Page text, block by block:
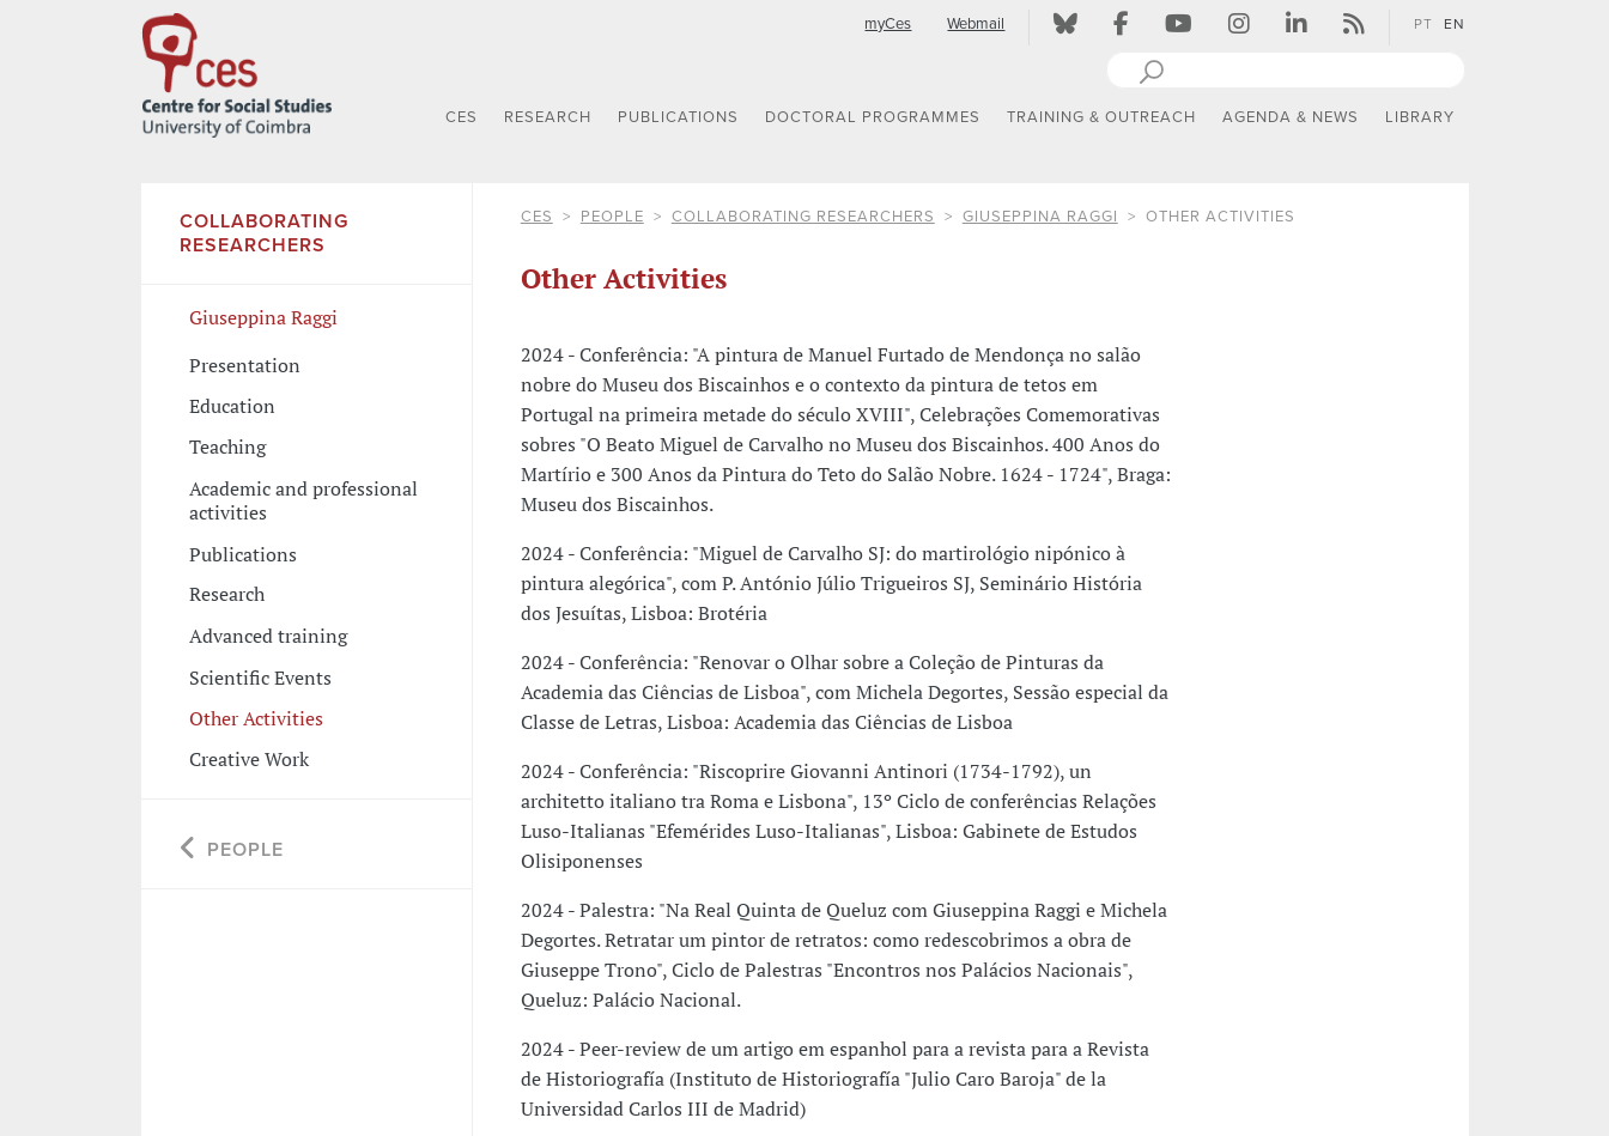
myCes Webmail PT EN
CES RESEARCH PUBLICATIONS DOCTORAL PROGRAMMES TRAINING & OUTREACH AGENDA & NEWS LIBRARY
COLLABORATING
RESEARCHERS
Giuseppina Raggi
Presentation
Education
Teaching
Academic and professional
activities
Publications
Research
Advanced training
Scientific Events
Other Activities
Creative Work
PEOPLE
CES PEOPLE COLLABORATING RESEARCHERS GIUSEPPINA RAGGI OTHER ACTIVITIES
Other Activities
2024 - Conferência: "A pintura de Manuel Furtado de Mendonça no salão
nobre do Museu dos Biscainhos e o contexto da pintura de tetos em
Portugal na primeira metade do século XVIII", Celebrações Comemorativas
sobres "O Beato Miguel de Carvalho no Museu dos Biscainhos. 400 Anos do
Martírio e 300 Anos da Pintura do Teto do Salão Nobre. 1624 - 1724", Braga:
Museu dos Biscainhos.
2024 - Conferência: "Miguel de Carvalho SJ: do martirológio nipónico à
pintura alegórica", com P. António Júlio Trigueiros SJ, Seminário História
dos Jesuítas, Lisboa: Brotéria
2024 - Conferência: "Renovar o Olhar sobre a Coleção de Pinturas da
Academia das Ciências de Lisboa", com Michela Degortes, Sessão especial da
Classe de Letras, Lisboa: Academia das Ciências de Lisboa
2024 - Conferência: "Riscoprire Giovanni Antinori (1734-1792), un
architetto italiano tra Roma e Lisbona", 13º Ciclo de conferências Relações
Luso-Italianas "Efemérides Luso-Italianas", Lisboa: Gabinete de Estudos
Olisiponenses
2024 - Palestra: "Na Real Quinta de Queluz com Giuseppina Raggi e Michela
Degortes. Retratar um pintor de retratos: como redescobrimos a obra de
Giuseppe Trono", Ciclo de Palestras "Encontros nos Palácios Nacionais",
Queluz: Palácio Nacional.
2024 - Peer-review de um artigo em espanhol para a revista para a Revista
de Historiografía (Instituto de Historiografía "Julio Caro Baroja" de la
Universidad Carlos III de Madrid)